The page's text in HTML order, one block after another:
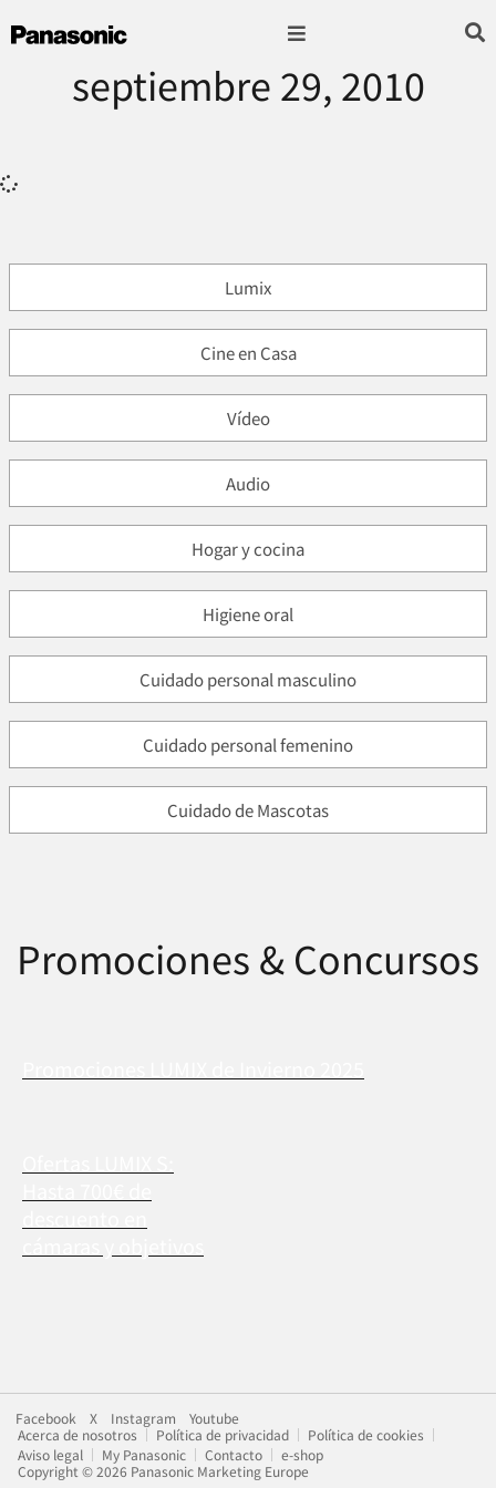
septiembre 29, 2010
Lumix
Cine en Casa
Vídeo
Audio
Hogar y cocina
Higiene oral
Cuidado personal masculino
Cuidado personal femenino
Cuidado de Mascotas
Promociones & Concursos
Facebook X Instagram
Youtube
Acerca de nosotros
Política de privacidad
Política de cookies
Aviso legal
My Panasonic Contacto
e-shop
Copyright © 2026 Panasonic Marketing Europe